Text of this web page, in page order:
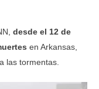
desde el 12 de
en Arkansas,
las tormentas.